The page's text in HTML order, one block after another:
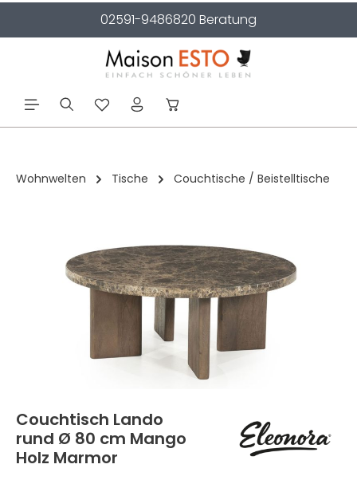
02591-9486820 Beratung
Wohnwelten Tische Couchtische / Beistelltische
Couchtisch Lando
rund Ø 80 cm Mango
Holz Marmor